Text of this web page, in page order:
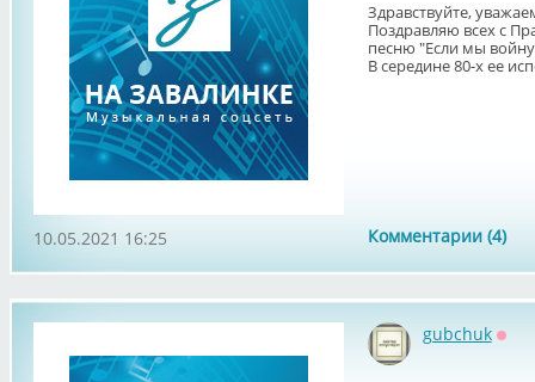
Здравствуйте,
Поздравляю всех с
песню "Если мы
В середине 80-х ее
Комментарии (4)
10.05.2021 16:25
gubchuk